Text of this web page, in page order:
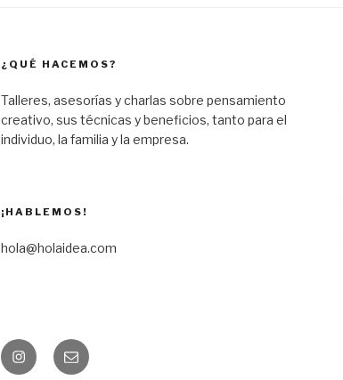
¿QUÉ HACEMOS?
Talleres, asesorías y charlas sobre pensamiento
creativo, sus técnicas y beneficios, tanto para el
individuo, la familia y la empresa.
¡HABLEMOS!
hola@holaidea.com
InstagramMail